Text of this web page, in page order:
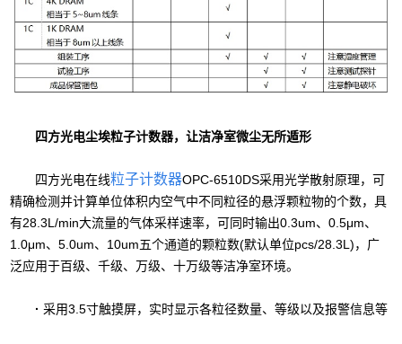
四方光电尘埃粒子计数器，让洁净室微尘无所遁形
四方光电在线粒子计数器OPC-6510DS采用光学散射原理，可
精确检测并计算单位体积内空气中不同粒径的悬浮颗粒物的个数，具
有28.3L/min大流量的气体采样速率，可同时输出0.3um、0.5μm、
1.0μm、5.0um、10um五个通道的颗粒数(默认单位pcs/28.3L)，广
泛应用于百级、千级、万级、十万级等洁净室环境。
·采用3.5寸触摸屏，实时显示各粒径数量、等级以及报警信息等